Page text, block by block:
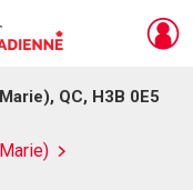
QC, H3B 0E5